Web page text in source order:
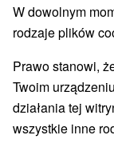
Najlepiej
1.
W dowolnym
rodzaje plików
Prawo stanowi,
Twoim
działania tej
wszystkie inne